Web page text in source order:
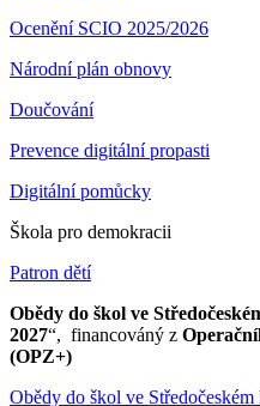
Ocenění SCIO 2025/2026
Národní plán obnovy
Doučování
Prevence digitální propasti
Digitální pomůcky
Škola pro demokracii
Patron dětí
Obědy do škol ve
2027“, financováný z
(OPZ+)
Obědy do škol ve Středočeském